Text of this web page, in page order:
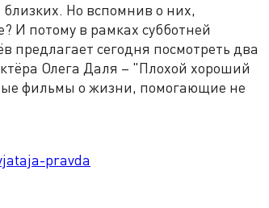
Но вспомнив о них,
И потому в рамках субботней
сегодня посмотреть два
Олега Даля – "Плохой хороший
фильмы о жизни, помогающие не
pravda